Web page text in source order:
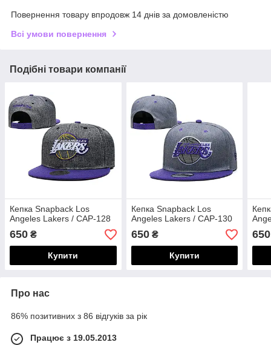
Повернення товару впродовж 14 днів за домовленістю
Всі умови повернення
Подібні товари компанії
Кепка Snapback Los
Angeles Lakers / CAP-128
650 ₴
Купити
Кепка Snapback Los
Angeles Lakers / CAP-130
650₴
Купити
650
Про нас
86% позитивних з 86 відгуків за рік
Працює з 19.05.2013